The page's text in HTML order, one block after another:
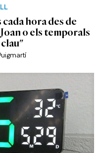
cada hora des de
o els temporals